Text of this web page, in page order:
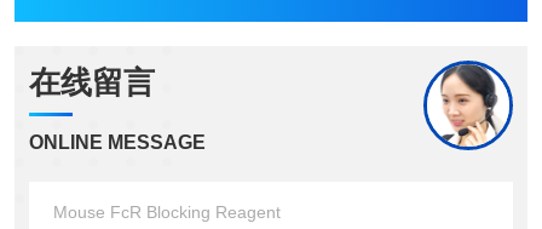
在线留言
ONLINE MESSAGE